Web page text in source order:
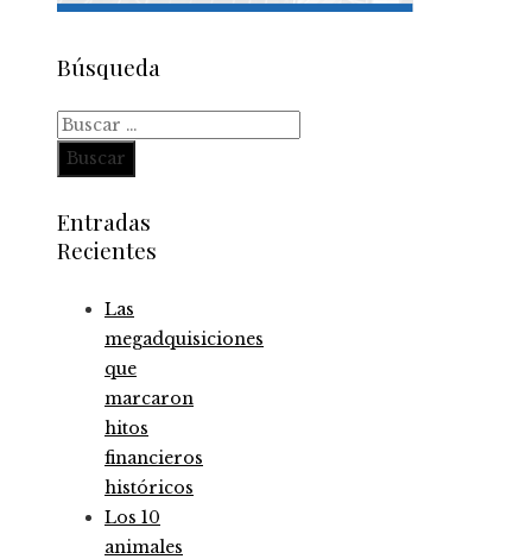
Búsqueda
Buscar:
Entradas
Recientes
Las
megadquisiciones
que
marcaron
hitos
financieros
históricos
Los 10
animales